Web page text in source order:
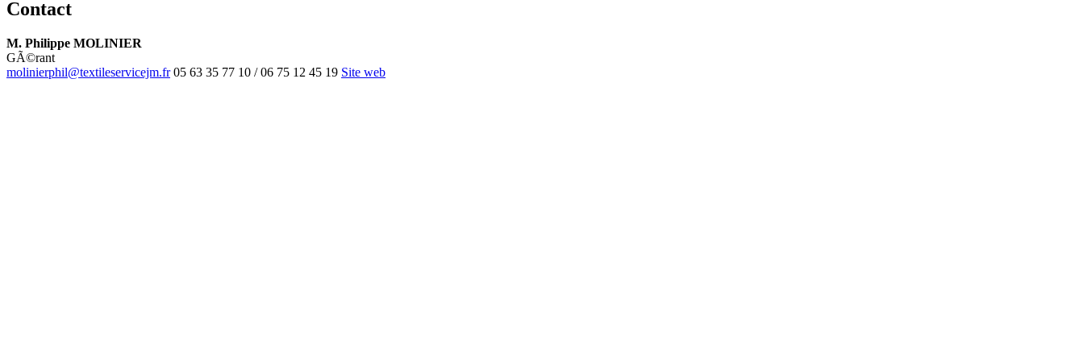
Contact
M. Philippe MOLINIER
GÃ©rant
molinierphil@textileservicejm.fr 05 63 35 77 10 / 06 75 12 45 19 Site web